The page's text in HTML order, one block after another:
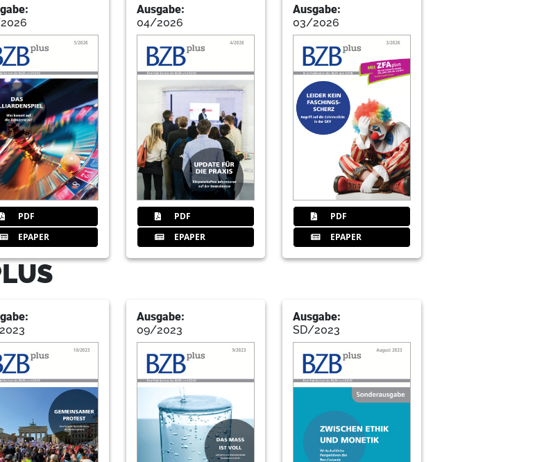
Das Berufsbild ZFA stets im Blick: Geschäftsbereich Zahnärztliches Personal
– Know-how bei Aus- und Weiterbildung
Geschäftsbereich Zahnärztliches Personal der BLZK
14Praxis-Website – darauf müssen Sie achten – Worauf es bei der Präsentation
der eigenen Zahnarztpraxis im Netz ankommt
Tanja Sawilla, Online-Redaktion BLZK
16Brandschutz in der Praxis – Was Zahnärzte beachten müssen
Lidija Jonic, Referat Praxisführung und Strahlenschutz der BLZK
Dagmar Loy, Geschäftsbereich Kommunikation der BLZK und Lidija Jonic, Referat
Praxisführung und Strahlenschutz der BLZK
18Serie: Nachhaltigkeit konkret / Checkliste: Mobilität
Redaktion
19Zahnärztin und Unternehmerin in einem – Netzwerktreffen für
PDF
EPAPER
Ausgabe:
04/2026
PDF
EPAPER
Ausgabe:
03/2026
PDF
EPAPER
Ausgabe:
09/2023
Ausgabe:
SD/2023